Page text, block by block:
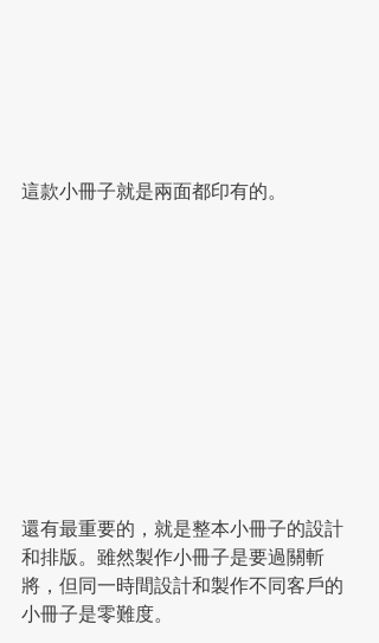
這款小冊子就是兩面都印有的。
還有最重要的，就是整本小冊子的設計
和排版。雖然製作小冊子是要過關斬
將，但同一時間設計和製作不同客戶的
小冊子是零難度。